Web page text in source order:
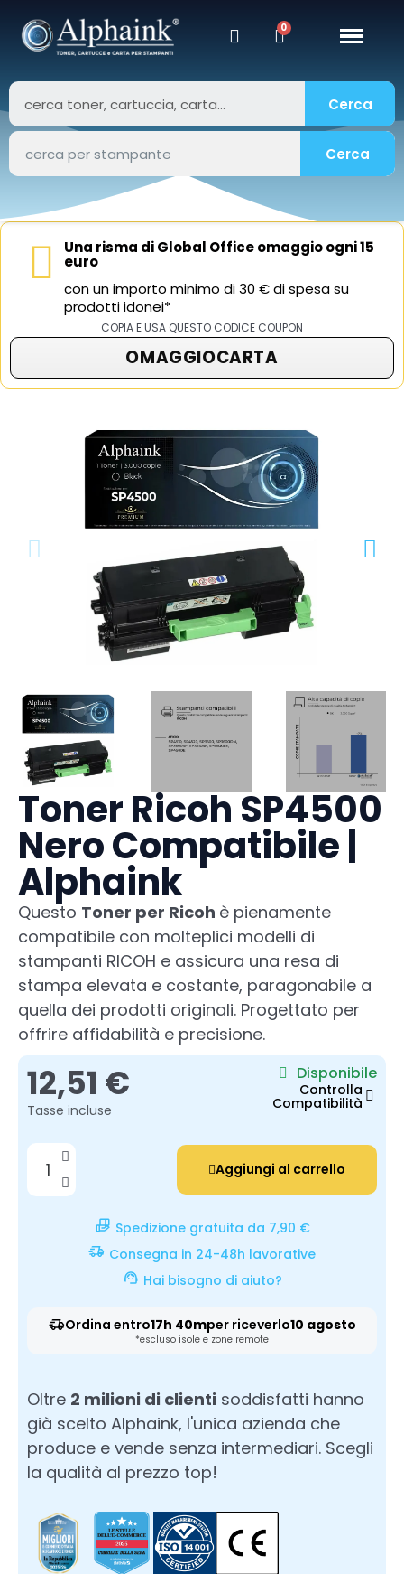
Cerca
Cerca
Una risma di Global Office omaggio ogni 15
euro
con un importo minimo di 30 € di spesa su
prodotti idonei*
COPIA E USA QUESTO CODICE COUPON
OMAGGIOCARTA
Toner Ricoh SP4500
Nero Compatibile |
Alphaink
Questo Toner per Ricoh è pienamente
compatibile con molteplici modelli di
stampanti RICOH e assicura una resa di
stampa elevata e costante, paragonabile a
quella dei prodotti originali. Progettato per
offrire affidabilità e precisione.
12,51 €
Tasse incluse
Disponibile
Controlla
Compatibilità
Aggiungi al carrello
Spedizione gratuita da 7,90 €
Consegna in 24-48h lavorative
Hai bisogno di aiuto?
Ordina entro17h 40mper riceverlo10 agosto
*escluso isole e zone remote
Oltre 2 milioni di clienti soddisfatti hanno
già scelto Alphaink, l'unica azienda che
produce e vende senza intermediari. Scegli
la qualità al prezzo top!